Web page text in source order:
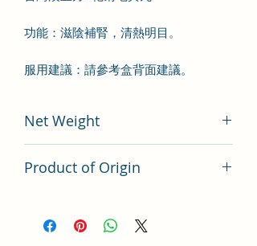
功能：滋陰補腎，清熱明目。
服用建議：請參考盒背面建議。
Net Weight
Product of Origin